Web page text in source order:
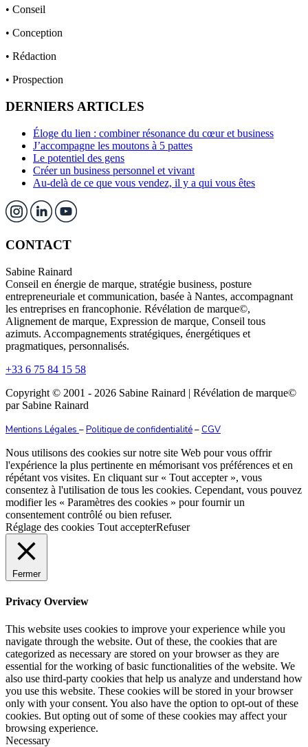
• Conseil
• Conception
• Rédaction
• Prospection
DERNIERS ARTICLES
Éloge du lien : combiner résonance du cœur et business
J’accompagne les moutons à 5 pattes
Le potentiel des gens
Créer un business personnel et vivant
Au-delà de ce que vous vendez, il y a qui vous êtes
CONTACT
Sabine Rainard
Conseil en énergie de marque, stratégie business, posture
entrepreneuriale et communication, basée à Nantes, accompagnant
les entreprises en francophonie. Révélation de marque©,
Alignement de marque, Expression de marque, Conseil tous
azimuts. Accompagnements stratégiques, énergétiques et
pragmatiques, personnalisés.
+33 6 75 84 15 58
Copyright © 2001 - 2026 Sabine Rainard | Révélation de marque©️
par Sabine Rainard
Mentions Légales –Politique de confidentialité–CGV
Nous utilisons des cookies sur notre site Web pour vous offrir
l'expérience la plus pertinente en mémorisant vos préférences et en
répétant vos visites. En cliquant sur « Tout accepter », vous
consentez à l'utilisation de tous les cookies. Cependant, vous pouvez
modifier les « Paramètres des cookies » pour fournir un
consentement contrôlé ou bien refuser.
Réglage des cookies Tout accepterRefuser
Fermer
Privacy Overview
This website uses cookies to improve your experience while you
navigate through the website. Out of these, the cookies that are
categorized as necessary are stored on your browser as they are
essential for the working of basic functionalities of the website. We
also use third-party cookies that help us analyze and understand how
you use this website. These cookies will be stored in your browser
only with your consent. You also have the option to opt-out of these
cookies. But opting out of some of these cookies may affect your
browsing experience.
Necessary